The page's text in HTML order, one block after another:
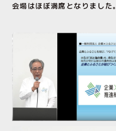
会場はほぼ満席となりました。